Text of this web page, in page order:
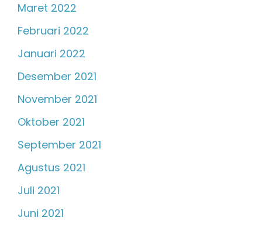
Maret 2022
Februari 2022
Januari 2022
Desember 2021
November 2021
Oktober 2021
September 2021
Agustus 2021
Juli 2021
Juni 2021